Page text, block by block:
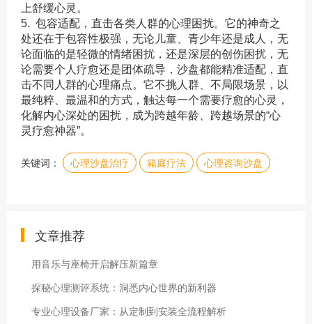
上舒缓心灵。
5. 包容适配，直击各类人群的心理困扰。它的神奇之
处还在于包容性极强，无论儿童、青少年还是成人，无
论面临的是轻微的情绪困扰，还是深层的创伤困扰，无
论需要个人疗愈还是团体疏导，沙盘都能精准适配，直
击不同人群的心理痛点。它不挑人群、不局限场景，以
最纯粹、最温和的方式，触达每一个需要疗愈的心灵，
化解内心深处的困扰，成为跨越年龄、跨越场景的“心
灵疗愈神器”。
关键词： 心理沙盘治疗 箱庭疗法 心理咨询沙盘
文章推荐
用音乐与座椅开启解压新篇章
探秘心理测评系统：洞悉内心世界的新利器
专业心理设备厂家：从定制到安装全流程解析